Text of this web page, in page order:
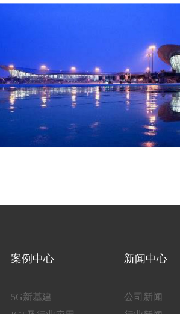
案例中心
5G新基建
新闻中心
公司新闻